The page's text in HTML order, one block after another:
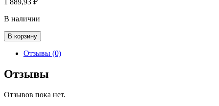
В наличии
Количество
товара
DODGE
5RGR
2004-,
В корзину
Отзывы (0)
Отзывы
Отзывов пока нет.